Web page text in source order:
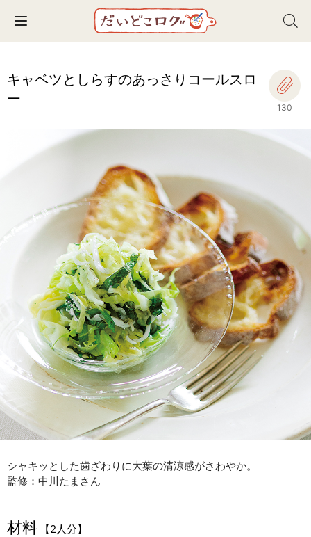
Toggle navigation
キャベツとしらすのあっさりコールスロ
ー
130
シャキッとした歯ざわりに大葉の清涼感がさわやか。
監修：中川たまさん
材料
【2人分】